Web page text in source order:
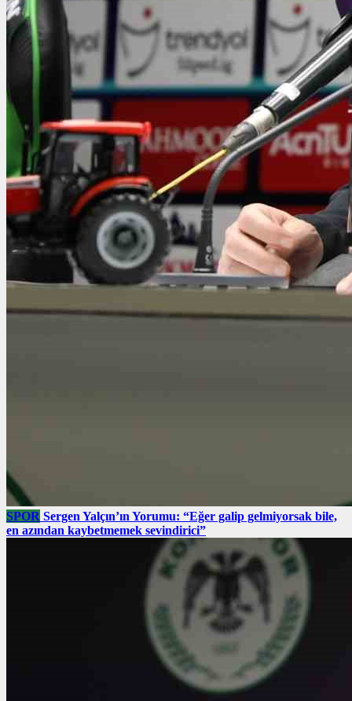
SPOR Sergen Yalçın’ın Yorumu: “Eğer galip gelmiyorsak bile,
en azından kaybetmemek sevindirici”